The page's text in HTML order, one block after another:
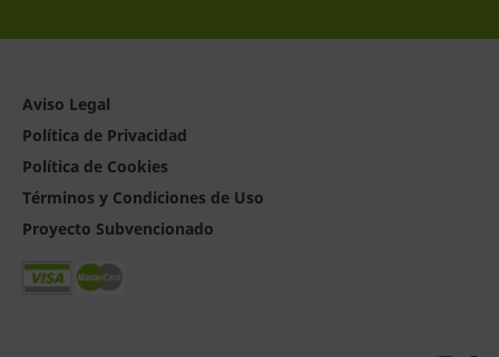
Aviso Legal
Política de Privacidad
Política de Cookies
Términos y Condiciones de Uso
Proyecto Subvencionado